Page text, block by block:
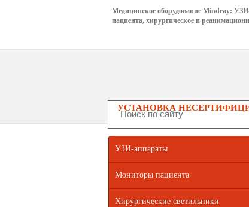
Медицинское оборудование Mindray:
пациента, хирургическое и
УСТАНОВКА
УЗИ-аппараты
Мониторы пациента
Хирургические светильники